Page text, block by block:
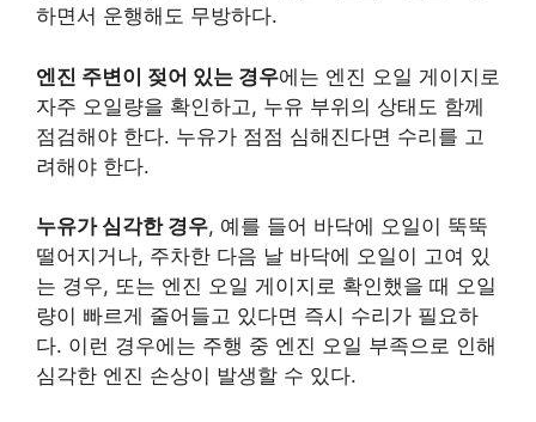
하면서 운행해도 무방하다.
엔진 주변이 젖어 있는 경우에는 엔진 오일 게이지로
자주 오일량을 확인하고, 누유 부위의 상태도 함께
점검해야 한다. 누유가 점점 심해진다면 수리를 고
려해야 한다.
누유가 심각한 경우, 예를 들어 바닥에 오일이 뚝뚝
떨어지거나, 주차한 다음 날 바닥에 오일이 고여 있
는 경우, 또는 엔진 오일 게이지로 확인했을 때 오일
량이 빠르게 줄어들고 있다면 즉시 수리가 필요하
다. 이런 경우에는 주행 중 엔진 오일 부족으로 인해
심각한 엔진 손상이 발생할 수 있다.